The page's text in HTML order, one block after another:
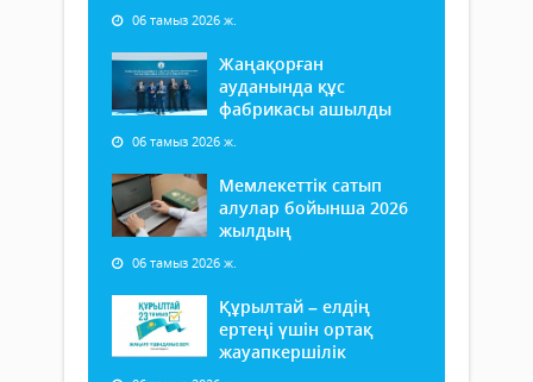
06 тамыз 2026 ж.
Жаңақорған
ауданында құс
фабрикасы ашылды
06 тамыз 2026 ж.
Мемлекеттік сатып
алулар бойынша 2026
жылдың
06 тамыз 2026 ж.
Құрылтай – елдің
ертеңі үшін ортақ
жауапкершілік